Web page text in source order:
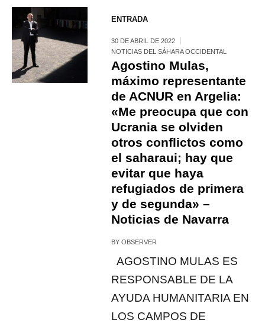
ENTRADA
30 DE ABRIL DE 2022
NOTICIAS DEL SÁHARA OCCIDENTAL
Agostino Mulas,
máximo representante
de ACNUR en Argelia:
«Me preocupa que con
Ucrania se olviden
otros conflictos como
el saharaui; hay que
evitar que haya
refugiados de primera
y de segunda» –
Noticias de Navarra
BYOBSERVER
AGOSTINO MULAS ES
RESPONSABLE DE LA
AYUDA HUMANITARIA EN
LOS CAMPOS DE